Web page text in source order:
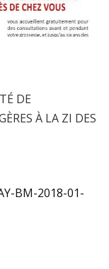
DE
À LA ZI DES
BM-2018-01-